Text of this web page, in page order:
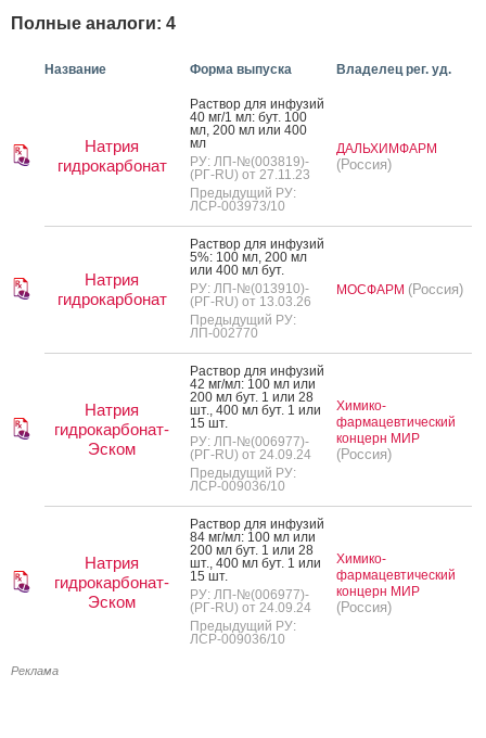
Полные аналоги: 4
Название Форма выпуска Владелец рег. уд.
Натрия
гидрокарбонат
Рас­твор для ин­фу­зий
40 мг/1 мл: бут. 100
мл, 200 мл или 400
мл
РУ: ЛП-№(003819)-
(РГ-RU) от 27.11.23
Предыдущий РУ:
ЛСР-003973/10
ДАЛЬХИМФАРМ
(Россия)
Натрия
гидрокарбонат
Рас­твор для ин­фу­зий
5%: 100 мл, 200 мл
или 400 мл бут.
РУ: ЛП-№(013910)-
(РГ-RU) от 13.03.26
Предыдущий РУ:
ЛП-002770
МОСФАРМ (Россия)
Натрия
гидрокарбонат-
Эском
Рас­твор для ин­фу­зий
42 мг/мл: 100 мл или
200 мл бут. 1 или 28
шт., 400 мл бут. 1 или
15 шт.
РУ: ЛП-№(006977)-
(РГ-RU) от 24.09.24
Предыдущий РУ:
ЛСР-009036/10
Химико-
фармацевтический
концерн МИР
(Россия)
Натрия
гидрокарбонат-
Эском
Рас­твор для ин­фу­зий
84 мг/мл: 100 мл или
200 мл бут. 1 или 28
шт., 400 мл бут. 1 или
15 шт.
РУ: ЛП-№(006977)-
(РГ-RU) от 24.09.24
Предыдущий РУ:
ЛСР-009036/10
Химико-
фармацевтический
концерн МИР
(Россия)
Реклама